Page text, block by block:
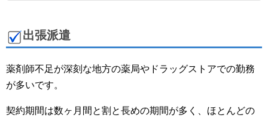
出張派遣
薬剤師不足が深刻な地方の薬局やドラッグストアでの勤務
が多いです。
契約期間は数ヶ月間と割と長めの期間が多く、ほとんどの